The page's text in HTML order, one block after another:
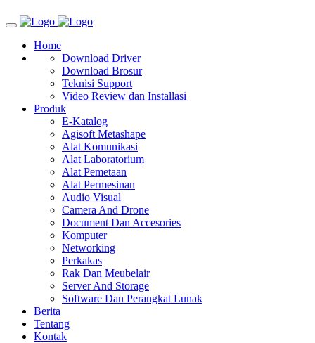
Home
Download Driver
Download Brosur
Teknisi Support
Video Review dan Installasi
Produk
E-Katalog
Agisoft Metashape
Alat Komunikasi
Alat Laboratorium
Alat Pemetaan
Alat Permesinan
Audio Visual
Camera And Drone
Document Dan Accesories
Komputer
Networking
Perkakas
Rak Dan Meubelair
Server And Storage
Software Dan Perangkat Lunak
Berita
Tentang
Kontak